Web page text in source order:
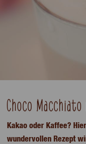
Choco
Kakao oder Kaffee?
wundervollen Rezept